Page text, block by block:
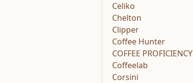
Celiko
Chelton
Clipper
Coffee Hunter
COFFEE PROFICIENCY
Coffeelab
Corsini